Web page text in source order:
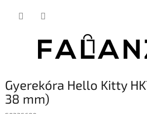
Gyerekóra Hello Kitty
38 mm)